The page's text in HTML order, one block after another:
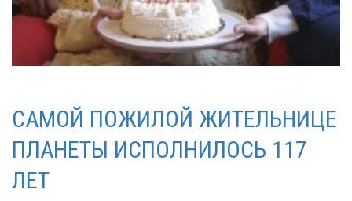
САМОЙ ПОЖИЛОЙ ЖИТЕЛЬНИЦЕ
ПЛАНЕТЫ ИСПОЛНИЛОСЬ 117
ЛЕТ